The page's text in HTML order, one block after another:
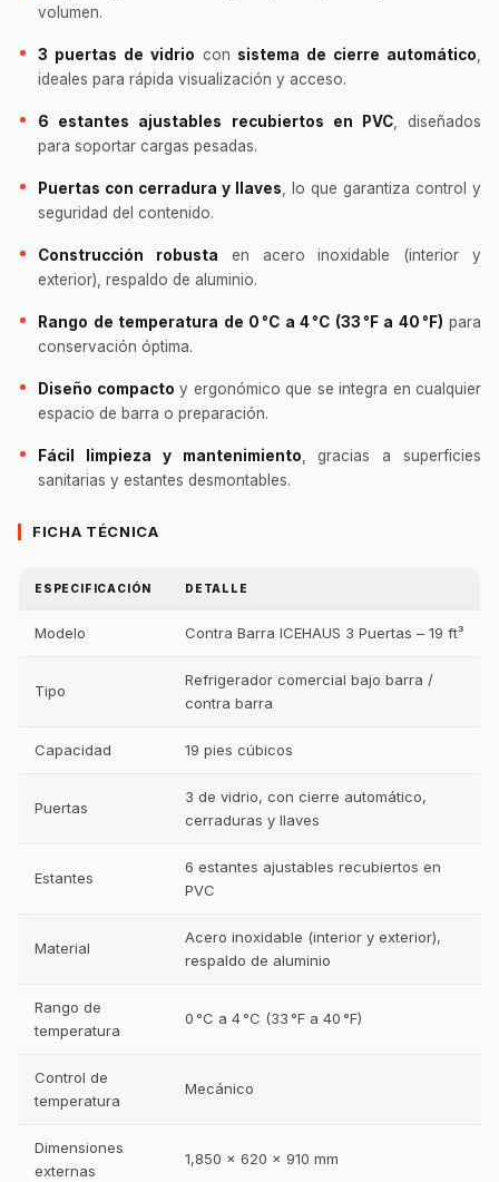
volumen.
3 puertas de vidrio con sistema de cierre automático,
ideales para rápida visualización y acceso.
6 estantes ajustables recubiertos en PVC, diseñados
para soportar cargas pesadas.
Puertas con cerradura y llaves, lo que garantiza control y
seguridad del contenido.
Construcción robusta en acero inoxidable (interior y
exterior), respaldo de aluminio.
Rango de temperatura de 0 °C a 4 °C (33 °F a 40 °F) para
conservación óptima.
Diseño compacto y ergonómico que se integra en cualquier
espacio de barra o preparación.
Fácil limpieza y mantenimiento, gracias a superficies
sanitarias y estantes desmontables.
FICHA TÉCNICA
ESPECIFICACIÓN DETALLE
Modelo Contra Barra ICEHAUS 3 Puertas – 19 ft³
Tipo
Refrigerador comercial bajo barra /
contra barra
Capacidad 19 pies cúbicos
Puertas
3 de vidrio, con cierre automático,
cerraduras y llaves
Estantes
6 estantes ajustables recubiertos en
PVC
Material
Acero inoxidable (interior y exterior),
respaldo de aluminio
Rango de
temperatura
0 °C a 4 °C (33 °F a 40 °F)
Control de
temperatura
Mecánico
Dimensiones
externas
1,850 × 620 × 910 mm